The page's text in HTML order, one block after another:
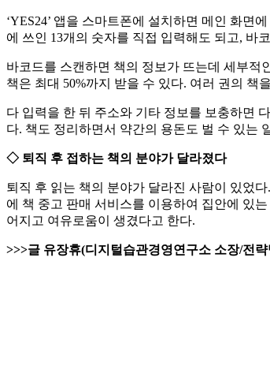
‘YES24’ 앱을 스마트폰에 설치하면 메인 화면
에 쓰인 13개의 숫자를 직접 입력해도 되고, 바
바코드를 스캔하면 책의 정보가 뜨는데 세부적
책은 최대 50%까지 받을 수 있다. 여러 권의 책
다 입력을 한 뒤 주소와 기타 정보를 보충하면
다. 책도 정리하면서 약간의 용돈도 벌 수 있는
◇ 퇴직 후 접하는 책의 분야가 달라졌다
퇴직 후 읽는 책의 분야가 달라진 사람이 있었
에 책 중고 판매 서비스를 이용하여 집안에 있
어지고 여유로움이 생겼다고 한다.
>>>글 유장휴(디지털습관경영연구소 소장/전